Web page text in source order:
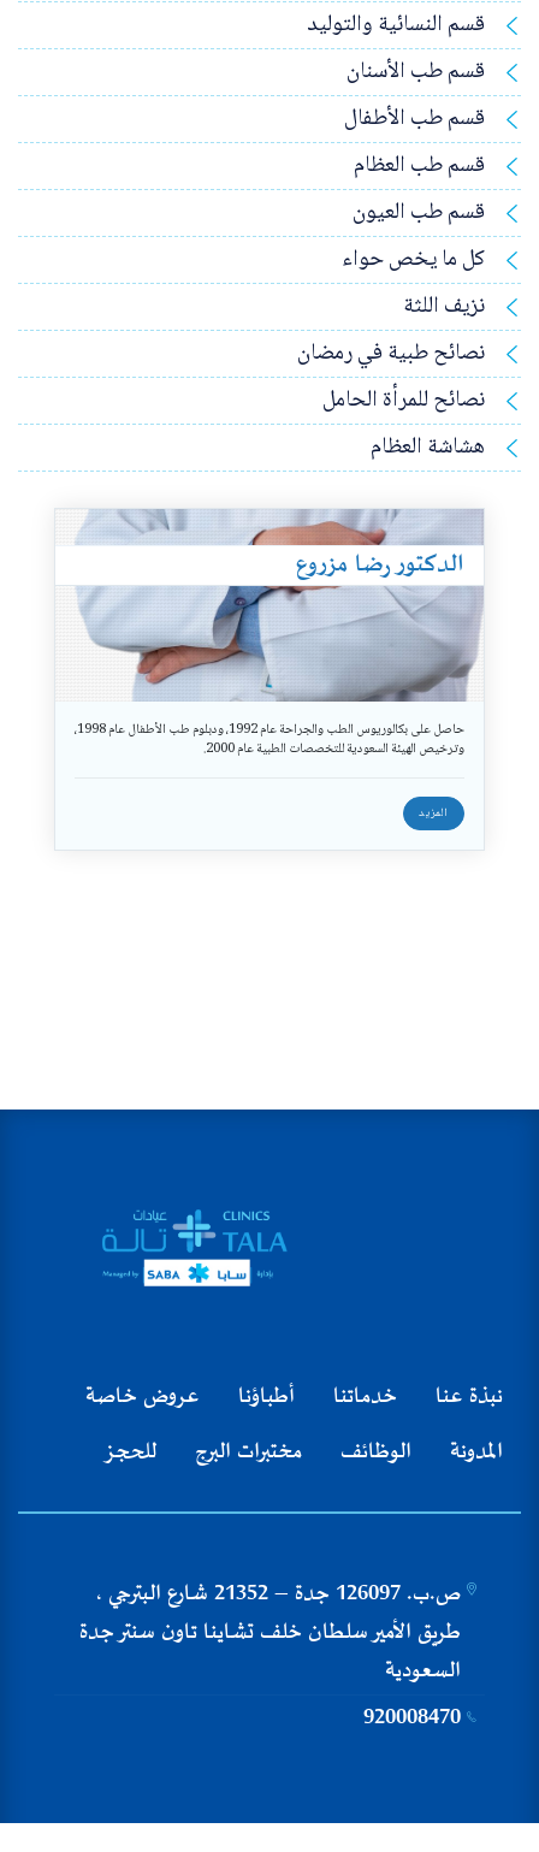
قسم النسائية والتوليد
قسم طب الأسنان
قسم طب الأطفال
قسم طب العظام
قسم طب العيون
كل ما يخص حواء
نزيف اللثة
نصائح طبية في رمضان
نصائح للمرأة الحامل
هشاشة العظام
الدكتور رضا مزروع
حاصل على بكالوريوس الطب والجراحة عام 1992، ودبلوم طب الأطفال عام 1998،
وترخيص الهيئة السعودية للتخصصات الطبية عام 2000.
المزيد
نبذة عنا خدماتنا أطباؤنا
عروض خاصة
المدونة
الوظائف مختبرات البرج للحجز
ص.ب. 126097 جدة – 21352 شارع البترجي ،
طريق الأمير سلطان خلف تشاينا تاون سنتر جدة
السعودية
920008470
X